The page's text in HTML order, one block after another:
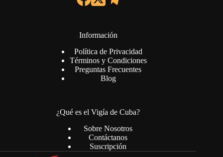
Información
Política de Privacidad
Términos y Condiciones
Preguntas Frecuentes
Blog
¿Qué es el Vigía de Cuba?
Sobre Nosotros
Contáctanos
Suscripción